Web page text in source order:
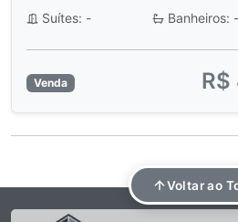
Suítes: -
Banheiros: -
Venda
Voltar ao